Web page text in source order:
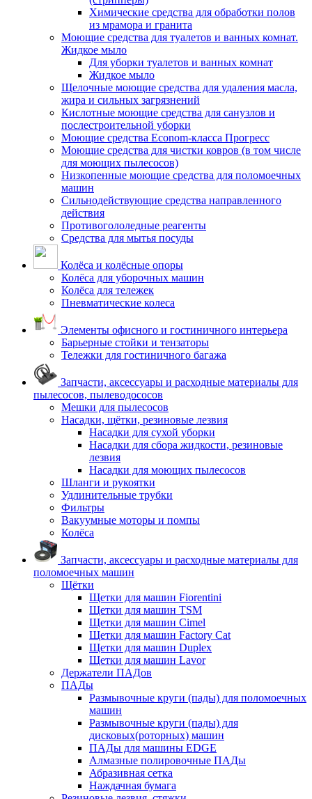
Химические средства для обработки полов
из мрамора и гранита
Моющие средства для туалетов и ванных комнат.
Жидкое мыло
Для уборки туалетов и ванных комнат
Жидкое мыло
Щелочные моющие средства для удаления масла,
жира и сильных загрязнений
Кислотные моющие средства для санузлов и
послестроительной уборки
Моющие средства Econom-класса Прогресс
Моющие средства для чистки ковров (в том числе
для моющих пылесосов)
Низкопенные моющие средства для поломоечных
машин
Сильнодействующие средства направленного
действия
Противогололедные реагенты
Средства для мытья посуды
Колёса и колёсные опоры
Колёса для уборочных машин
Колёса для тележек
Пневматические колеса
Элементы офисного и гостиничного интерьера
Барьерные стойки и тензаторы
Тележки для гостиничного багажа
Запчасти, аксессуары и расходные материалы для
пылесосов, пылеводососов
Мешки для пылесосов
Насадки, щётки, резиновые лезвия
Насадки для сухой уборки
Насадки для сбора жидкости, резиновые
лезвия
Насадки для моющих пылесосов
Шланги и рукоятки
Удлинительные трубки
Фильтры
Вакуумные моторы и помпы
Колёса
Запчасти, аксессуары и расходные материалы для
поломоечных машин
Щётки
Щетки для машин Fiorentini
Щетки для машин TSM
Щетки для машин Cimel
Щетки для машин Factory Cat
Щетки для машин Duplex
Щетки для машин Lavor
Держатели ПАДов
ПАДы
Размывочные круги (пады) для поломоечных
машин
Размывочные круги (пады) для
дисковых(роторных) машин
ПАДы для машины EDGE
Алмазные полировочные ПАДы
Абразивная сетка
Наждачная бумага